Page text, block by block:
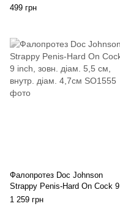
Squeeze Toy Cleaner (118 мл)
499 грн
Фалопротез Doc Johnson
Strappy Penis-Hard On Cock 9
inch, зовн. діам. 5,5 см, внутр.
1 259 грн